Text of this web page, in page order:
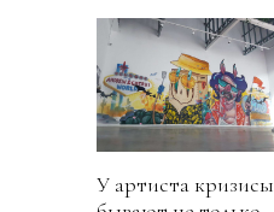
У артиста кризисы